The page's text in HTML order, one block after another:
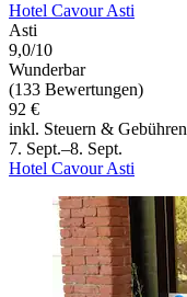
Hotel Cavour Asti
Asti
9,0/10
Wunderbar
(133 Bewertungen)
92 €
inkl. Steuern & Gebühren
7. Sept.–8. Sept.
Hotel Cavour Asti